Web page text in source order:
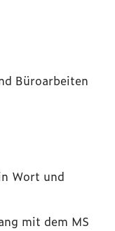
Büroarbeiten
Wort und
mit dem MS